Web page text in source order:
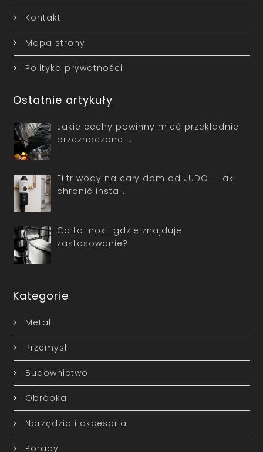
Kontakt
Mapa strony
Polityka prywatności
Ostatnie artykuły
Jakie cechy powinny mieć przekładnie
przeznaczone …
Filtr wody na cały dom od JUDO – jak
chronić insta…
Co to inox i gdzie znajduje
zastosowanie?
Kategorie
Metal
Przemysł
Budownictwo
Obróbka
Narzędzia i akcesoria
Porady